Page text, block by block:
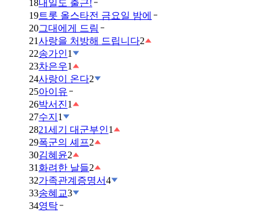
18내일도 출근!
19트롯 올스타전 금요일 밤에
20그대에게 드림
21사랑을 처방해 드립니다2
22송가인1
23차은우1
24사랑이 온다2
25아이유
26박서진1
27수지 1
2821세기 대군부인1
29폭군의 셰프2
30김혜윤2
31 화려한 날들2
32가족관계증명서4
33송혜교3
34영탁